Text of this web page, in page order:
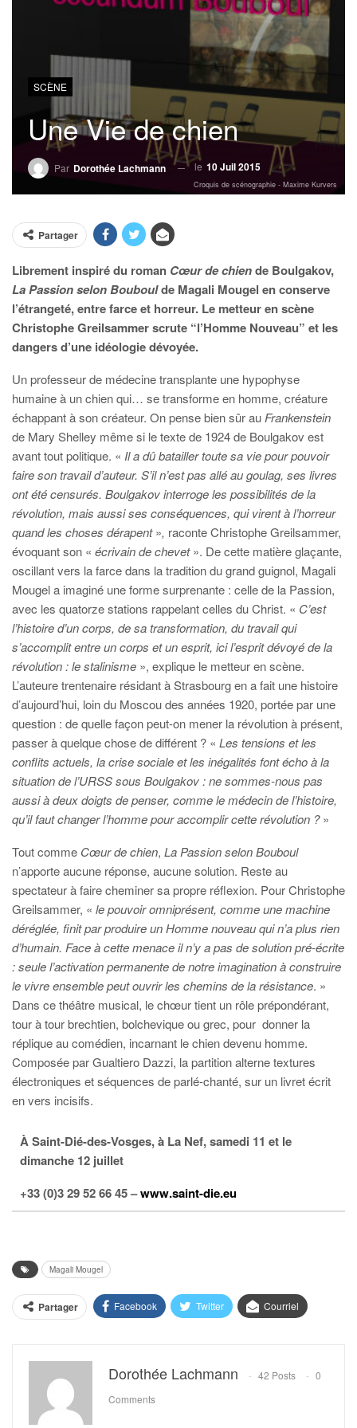
SCÈNE
Une Vie de chien
Par Dorothée Lachmann le 10 Juil 2015
Croquis de scénographie - Maxime Kurvers
Partager
Librement inspiré du roman Cœur de chiende Boulgakov,
La Passion selon Bouboulde Magali Mougel en conserve
l’étrangeté, entre farce et horreur. Le metteur en scène
Christophe Greilsammer scrute “l’Homme Nouveau” et les
dangers d’une idéologie dévoyée.
Un professeur de médecine transplante une hypophyse
humaine à un chien qui… se transforme en homme, créature
échappant à son créateur. On pense bien sûr au Frankenstein
de Mary Shelley même si le texte de 1924 de Boulgakov est
avant tout politique. « Il a dû batailler toute sa vie pour pouvoir
faire son travail d’auteur. S’il n’est pas allé au goulag, ses livres
ont été censurés. Boulgakov interroge les possibilités de la
révolution, mais aussi ses conséquences, qui virent à l’horreur
quand les choses dérapent», raconte Christophe Greilsammer,
évoquant son « écrivain de chevet». De cette matière glaçante,
oscillant vers la farce dans la tradition du grand guignol, Magali
Mougel a imaginé une forme surprenante : celle de la Passion,
avec les quatorze stations rappelant celles du Christ. « C’est
l’histoire d’un corps, de sa transformation, du travail qui
s’accomplit entre un corps et un esprit, ici l’esprit dévoyé de la
révolution : le stalinisme », explique le metteur en scène.
L’auteure trentenaire résidant à Strasbourg en a fait une histoire
d’aujourd’hui, loin du Moscou des années 1920, portée par une
question : de quelle façon peut-on mener la révolution à présent,
passer à quelque chose de différent ? « Les tensions et les
conflits actuels, la crise sociale et les inégalités font écho à la
situation de l’URSS sous Boulgakov : ne sommes-nous pas
aussi à deux doigts de penser, comme le médecin de l’histoire,
qu’il faut changer l’homme pour accomplir cette révolution ?»
Tout comme Cœur de chien, La Passion selon Bouboul
n’apporte aucune réponse, aucune solution. Reste au
spectateur à faire cheminer sa propre réflexion. Pour Christophe
Greilsammer, « le pouvoir omniprésent, comme une machine
déréglée, finit par produire un Homme nouveau qui n’a plus rien
d’humain. Face à cette menace il n’y a pas de solution pré-écrite
: seule l’activation permanente de notre imagination à construire
le vivre ensemble peut ouvrir les chemins de la résistance. »
Dans ce théâtre musical, le chœur tient un rôle prépondérant,
tour à tour brechtien, bolchevique ou grec, pour donner la
réplique au comédien, incarnant le chien devenu homme.
Composée par Gualtiero Dazzi, la partition alterne textures
électroniques et séquences de parlé-chanté, sur un livret écrit
en vers incisifs.
À Saint-Dié-des-Vosges, à La Nef, samedi 11 et le
dimanche 12 juillet
+33 (0)3 29 52 66 45 –www.saint-die.eu
Magali Mougel
Partager Facebook Twitter Courriel
Dorothée Lachmann 42 Posts
0
Comments